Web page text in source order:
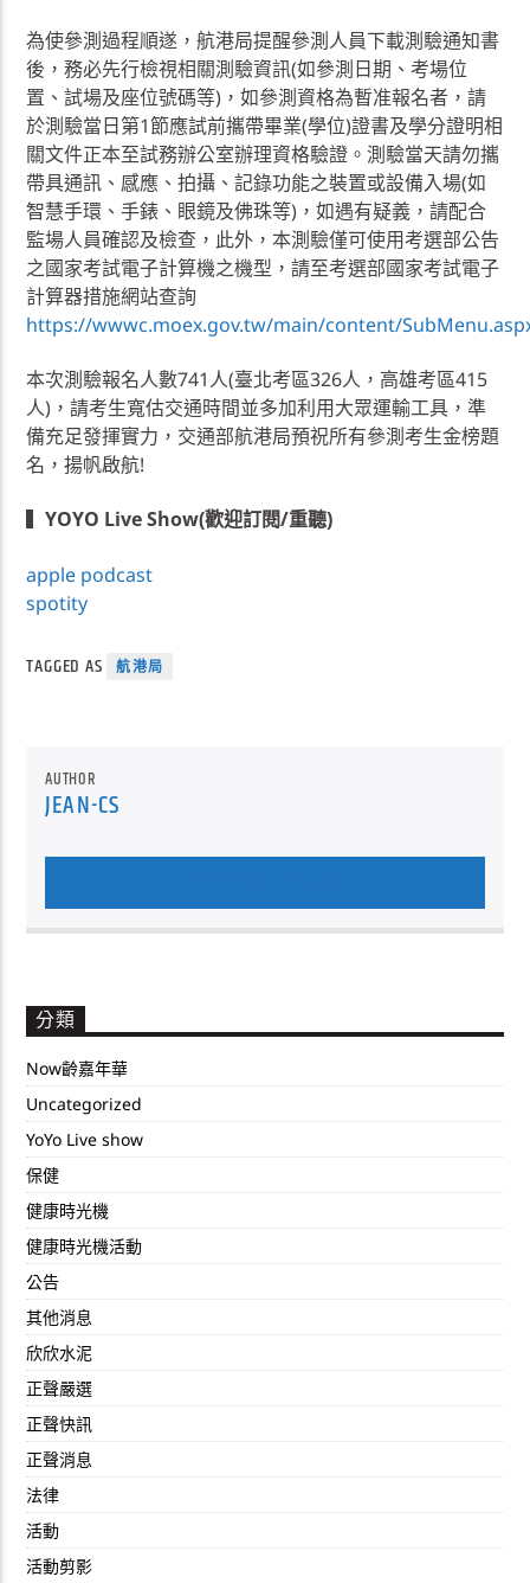
為使參測過程順遂，航港局提醒參測人員下載測驗通知書
後，務必先行檢視相關測驗資訊(如參測日期、考場位
置、試場及座位號碼等)，如參測資格為暫准報名者，請
於測驗當日第1節應試前攜帶畢業(學位)證書及學分證明相
關文件正本至試務辦公室辦理資格驗證。測驗當天請勿攜
帶具通訊、感應、拍攝、記錄功能之裝置或設備入場(如
智慧手環、手錶、眼鏡及佛珠等)，如遇有疑義，請配合
監場人員確認及檢查，此外，本測驗僅可使用考選部公告
之國家考試電子計算機之機型，請至考選部國家考試電子
計算器措施網站查詢
https://wwwc.moex.gov.tw/main/content/
本次測驗報名人數741人(臺北考區326人，高雄考區415
人)，請考生寬估交通時間並多加利用大眾運輸工具，準
備充足發揮實力，交通部航港局預祝所有參測考生金榜題
名，揚帆啟航!
▍YOYO Live Show(歡迎訂閱/重聽)
apple podcast
spotity
TAGGED AS 航港局
AUTHOR
JEAN-CS
分類
Now齡嘉年華
Uncategorized
YoYo Live show
保健
健康時光機
健康時光機活動
公告
其他消息
欣欣水泥
正聲嚴選
正聲快訊
正聲消息
法律
活動
活動剪影